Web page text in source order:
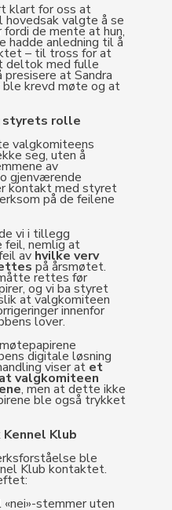
klart for oss at
valgte å se
de mente at hun,
hadde anledning til å
– til tross for at
deltok med fulle
at Sandra
krevd møte og at
styrets rolle
valgkomiteens
seg, uten å
av
gjenværende
kontakt med styret
på de feilene
vi i tillegg
feil, nemlig at
av hvilke verv
på årsmøtet.
rettes før
og vi ba styret
at valgkomiteen
innenfor
lover.
digitale løsning
viser at et
valgkomiteen
, men at dette ikke
ble også trykket
Klub
ble
Klub kontaktet.
stemmer uten